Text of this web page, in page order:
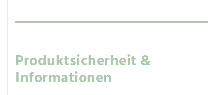
Produktsicherheit &
Informationen